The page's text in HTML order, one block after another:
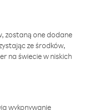
zostaną one dodane
ze środków,
na świecie w niskich
wykonywanie